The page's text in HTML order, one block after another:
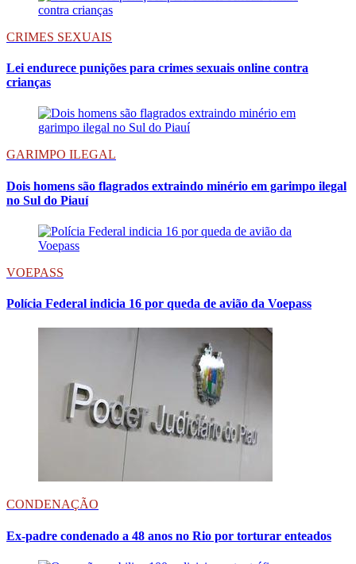
CRIMES SEXUAIS
Lei endurece punições para crimes sexuais online contra
crianças
GARIMPO ILEGAL
Dois homens são flagrados extraindo minério em garimpo ilegal
no Sul do Piauí
VOEPASS
Polícia Federal indicia 16 por queda de avião da Voepass
CONDENAÇÃO
Ex-padre condenado a 48 anos no Rio por torturar enteados